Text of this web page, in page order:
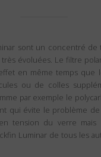
sont un concentré de
évoluées. Le filtre
en même temps que
ou de colles
par exemple le
qui évite le problème de
tension du verre mais
Luminar de tous les